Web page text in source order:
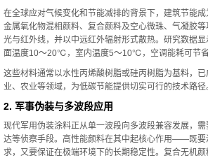
在全球应对气候变化和节能减排的背景下，建筑节能
金属氧化物混相颜料、复合颜料及空心微珠、气凝胶
光与红外线，并以中远红外辐射形式散热。研究数据
面温度10～20℃，室内温度5～10℃，空调能耗可节省
这些材料通常以水性丙烯酸树脂或硅丙树脂为基料，
业、农业等领域，为低碳节能提供切实可行的技术路径
2. 军事伪装与多波段应用
现代军用伪装涂料正从单一波段向多波段兼容发展，
达等侦察手段。高性能颜料在其中起核心作用——既要
求，又要保证在极端环境下的长期稳定性。复合无机